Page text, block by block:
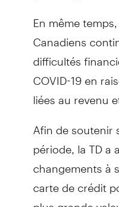
En même
Canadiens
difficultés
COVID-19 en
liées au revenu
Afin de soutenir
période, la TD
changements à
carte de crédit
plus grande